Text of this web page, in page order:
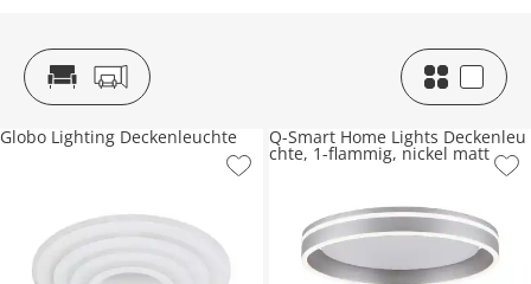
Globo Lighting Deckenleuchte Q-Smart Home Lights Deckenleu
chte, 1-flammig, nickel matt